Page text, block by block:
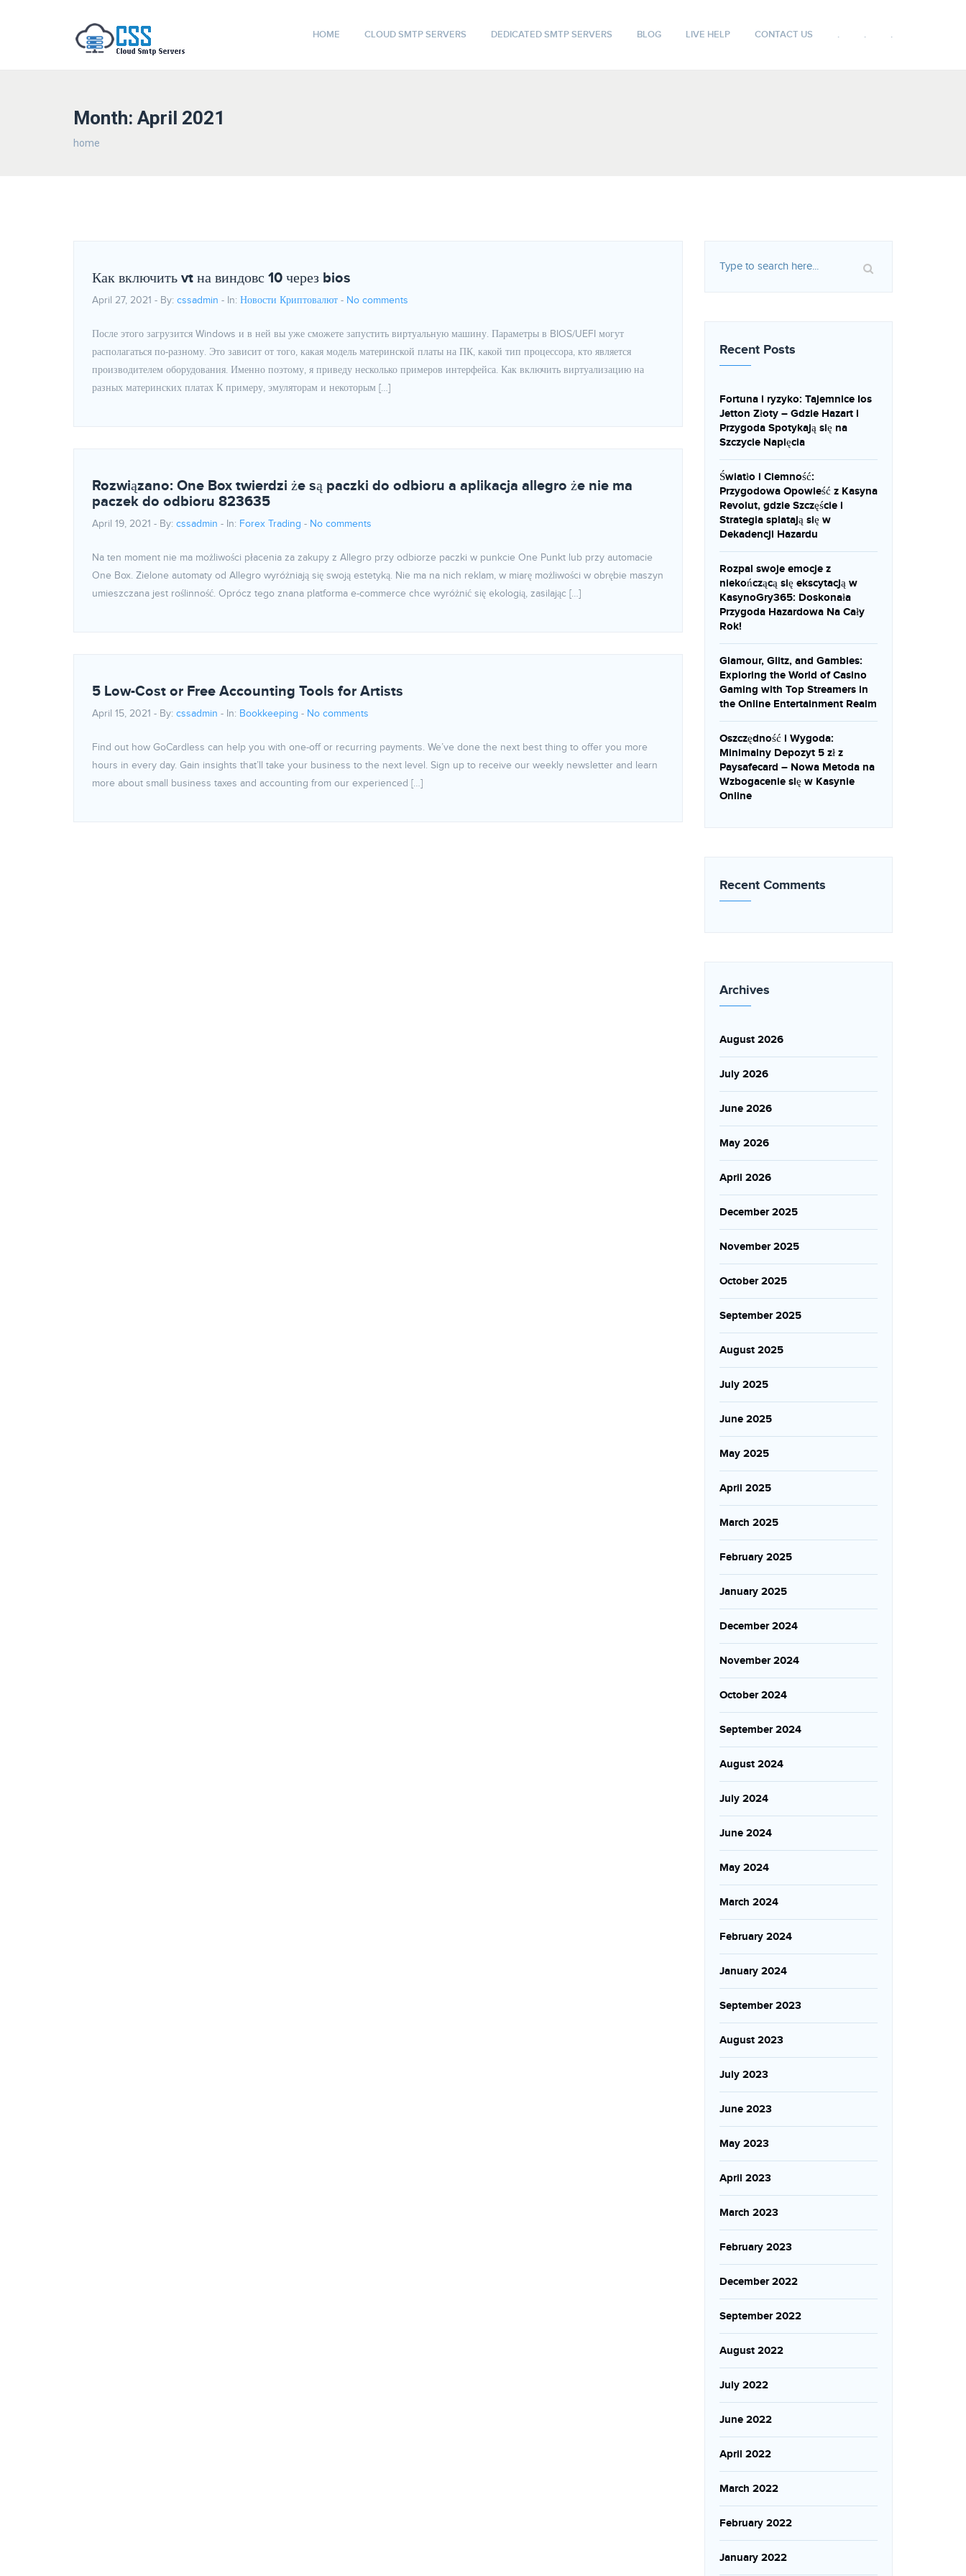
HOME CLOUD SMTP SERVERS DEDICATED SMTP SERVERS BLOG LIVE HELP CONTACT US . . .
Month: April 2021
home
Как включить vt на виндовс 10 через bios
April 27, 2021 - By: cssadmin - In: Новости Криптовалют - No comments
После этого загрузится Windows и в ней вы уже сможете запустить виртуальную машину. Параметры в BIOS/UEFI могут
располагаться по-разному. Это зависит от того, какая модель материнской платы на ПК, какой тип процессора, кто является
производителем оборудования. Именно поэтому, я приведу несколько примеров интерфейса. Как включить виртуализацию на
разных материнских платах К примеру, эмуляторам и некоторым […]
Rozwiązano: One Box twierdzi że są paczki do odbioru a aplikacja allegro że nie ma
paczek do odbioru 823635
April 19, 2021 - By: cssadmin - In: Forex Trading - No comments
Na ten moment nie ma możliwości płacenia za zakupy z Allegro przy odbiorze paczki w punkcie One Punkt lub przy automacie
One Box. Zielone automaty od Allegro wyróżniają się swoją estetyką. Nie ma na nich reklam, w miarę możliwości w obrębie maszyn
umieszczana jest roślinność. Oprócz tego znana platforma e-commerce chce wyróżnić się ekologią, zasilając […]
5 Low-Cost or Free Accounting Tools for Artists
April 15, 2021 - By: cssadmin - In: Bookkeeping - No comments
Find out how GoCardless can help you with one-off or recurring payments. We’ve done the next best thing to offer you more
hours in every day. Gain insights that’ll take your business to the next level. Sign up to receive our weekly newsletter and learn
more about small business taxes and accounting from our experienced […]
Recent Posts
Fortuna i ryzyko: Tajemnice Ios
Jetton Złoty – Gdzie Hazart i
Przygoda Spotykają się na
Szczycie Napięcia
Światło i Ciemność:
Przygodowa Opowieść z Kasyna
Revolut, gdzie Szczęście i
Strategia splatają się w
Dekadencji Hazardu
Rozpal swoje emocje z
niekończącą się ekscytacją w
KasynoGry365: Doskonała
Przygoda Hazardowa Na Cały
Rok!
Glamour, Glitz, and Gambles:
Exploring the World of Casino
Gaming with Top Streamers in
the Online Entertainment Realm
Oszczędność i Wygoda:
Minimalny Depozyt 5 zł z
Paysafecard – Nowa Metoda na
Wzbogacenie się w Kasynie
Online
Recent Comments
Archives
August 2026
July 2026
June 2026
May 2026
April 2026
December 2025
November 2025
October 2025
September 2025
August 2025
July 2025
June 2025
May 2025
April 2025
March 2025
February 2025
January 2025
December 2024
November 2024
October 2024
September 2024
August 2024
July 2024
June 2024
May 2024
March 2024
February 2024
January 2024
September 2023
August 2023
July 2023
June 2023
May 2023
April 2023
March 2023
February 2023
December 2022
September 2022
August 2022
July 2022
June 2022
April 2022
March 2022
February 2022
January 2022